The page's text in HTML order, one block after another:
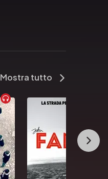
Mostra tutto